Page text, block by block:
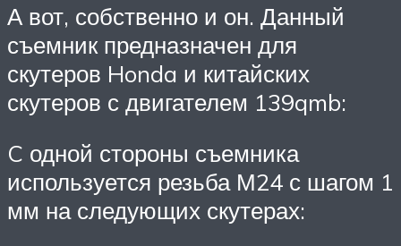
А вот, собственно и он. Данный
съемник предназначен для
скутеров Honda и китайских
скутеров с двигателем 139qmb:
C одной стороны съемника
используется резьба М24 с шагом 1
мм на следующих скутерах: